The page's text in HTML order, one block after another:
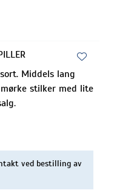
Middels lang
stilker med lite
ved bestilling av